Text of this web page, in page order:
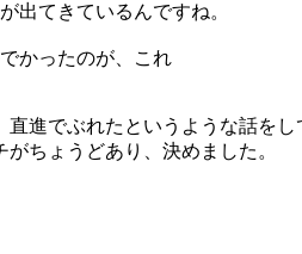
出てきているんですね。
かったのが、これ
進でぶれたというような話を
ちょうどあり、決めました。